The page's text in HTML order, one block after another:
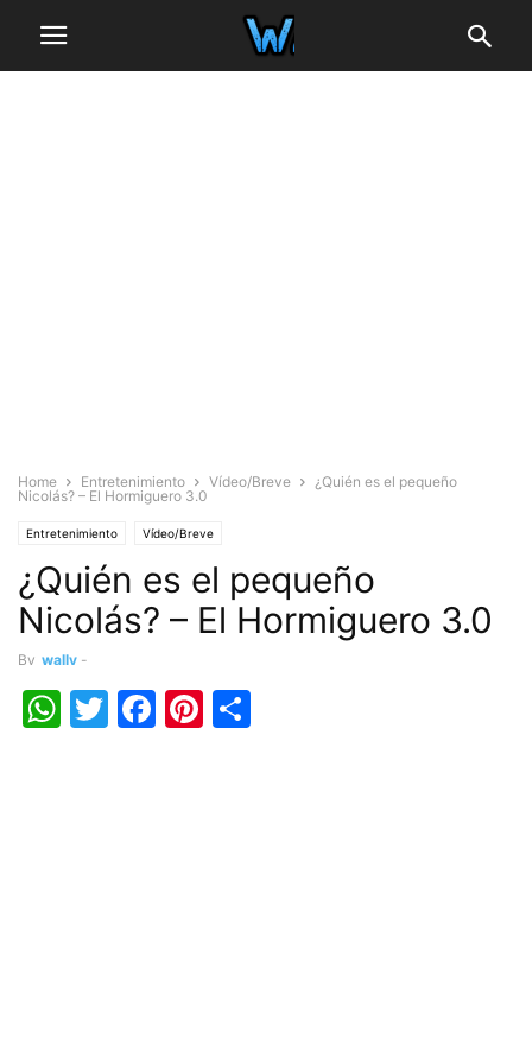
Home Entretenimiento Vídeo/Breve
¿Quién es el pequeño
Nicolás? – El Hormiguero 3.0
Entretenimiento Vídeo/Breve
¿Quién es el pequeño
Nicolás? – El Hormiguero 3.0
By wally -
WhatsApp
Twitter
Facebook
Pinterest